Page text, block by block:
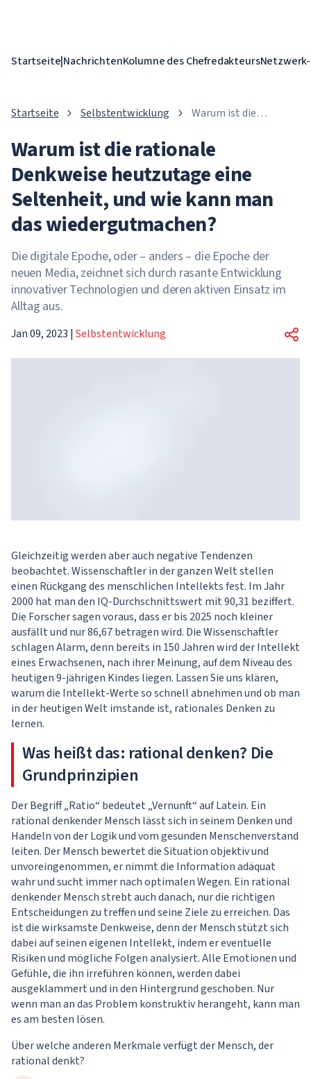
Startseite|NachrichtenKolumne des Chefredakteurs
Startseite Selbstentwicklung
Warum ist die
heutzutage eine
Seltenheit, und wie
kann man das
wiedergutmachen?
Warum ist die rationale
Denkweise heutzutage eine
Seltenheit, und wie kann man
das wiedergutmachen?
Die digitale Epoche, oder – anders – die Epoche der
neuen Media, zeichnet sich durch rasante Entwicklung
innovativer Technologien und deren aktiven Einsatz im
Alltag aus.
Jan 09, 2023 | Selbstentwicklung
Gleichzeitig werden aber auch negative Tendenzen
beobachtet. Wissenschaftler in der ganzen Welt stellen
einen Rückgang des menschlichen Intellekts fest. Im Jahr
2000 hat man den IQ-Durchschnittswert mit 90,31 beziffert.
Die Forscher sagen voraus, dass er bis 2025 noch kleiner
ausfällt und nur 86,67 betragen wird. Die Wissenschaftler
schlagen Alarm, denn bereits in 150 Jahren wird der Intellekt
eines Erwachsenen, nach ihrer Meinung, auf dem Niveau des
heutigen 9-jährigen Kindes liegen. Lassen Sie uns klären,
warum die Intellekt-Werte so schnell abnehmen und ob man
in der heutigen Welt imstande ist, rationales Denken zu
lernen.
Was heißt das: rational denken? Die
Grundprinzipien
Der Begriff „Ratio“ bedeutet „Vernunft“ auf Latein. Ein
rational denkender Mensch lässt sich in seinem Denken und
Handeln von der Logik und vom gesunden Menschenverstand
leiten. Der Mensch bewertet die Situation objektiv und
unvoreingenommen, er nimmt die Information adäquat
wahr und sucht immer nach optimalen Wegen. Ein rational
denkender Mensch strebt auch danach, nur die richtigen
Entscheidungen zu treffen und seine Ziele zu erreichen. Das
ist die wirksamste Denkweise, denn der Mensch stützt sich
dabei auf seinen eigenen Intellekt, indem er eventuelle
Risiken und mögliche Folgen analysiert. Alle Emotionen und
Gefühle, die ihn irreführen können, werden dabei
ausgeklammert und in den Hintergrund geschoben. Nur
wenn man an das Problem konstruktiv herangeht, kann man
es am besten lösen.
Über welche anderen Merkmale verfügt der Mensch, der
rational denkt?